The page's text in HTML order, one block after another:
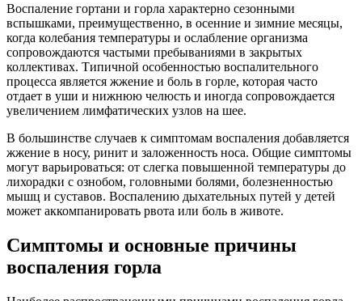
Воспаление гортани и горла характерно сезонными
вспышками, преимущественно, в осенние и зимние месяцы,
когда колебания температуры и ослабление организма
сопровождаются частыми пребываниями в закрытых
коллективах. Типичной особенностью воспалительного
процесса является жжение и боль в горле, которая часто
отдает в уши и нижнюю челюсть и иногда сопровождается
увеличением лимфатических узлов на шее.
В большинстве случаев к симптомам воспаления добавляется
жжение в носу, ринит и заложенность носа. Общие симптомы
могут варьироваться: от слегка повышенной температуры до
лихорадки с ознобом, головными болями, болезненностью
мышц и суставов. Воспалению дыхательных путей у детей
может аккомпанировать рвота или боль в животе.
Симптомы и основные причины
воспаления горла